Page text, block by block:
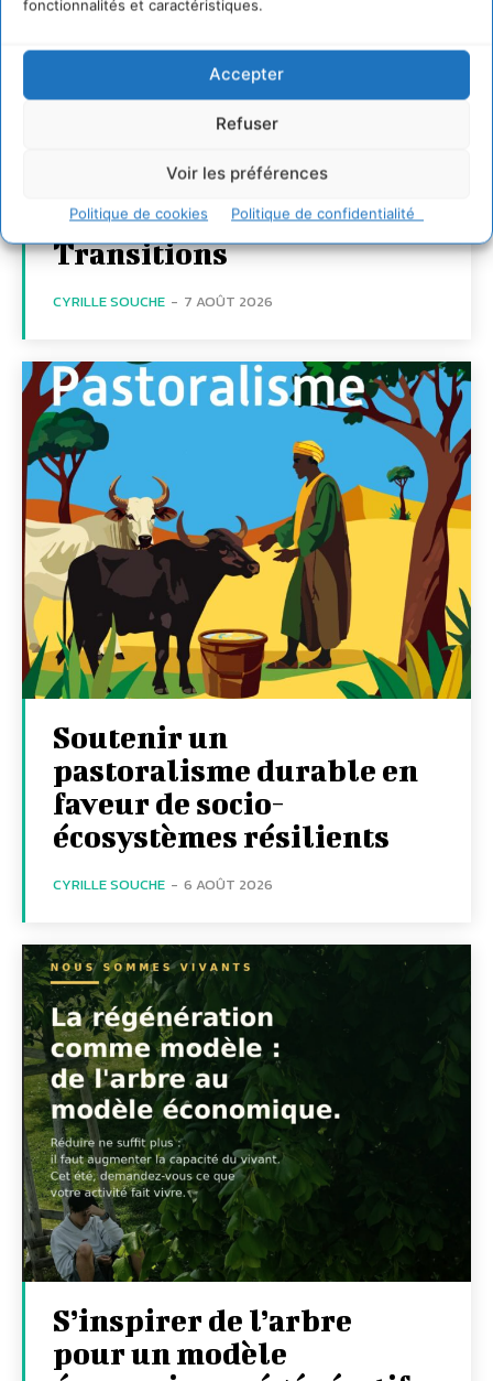
fonctionnalités et caractéristiques.
Accepter
Refuser
Voir les préférences
Politique de cookies Politique de confidentialité
Transformer les
territoires par le
dialogue et la
Commun
d’Accompagnement des
Transitions
CYRILLE SOUCHE - 7 AOÛT 2026
Soutenir un
pastoralisme durable en
faveur de socio-
écosystèmes résilients
CYRILLE SOUCHE - 6 AOÛT 2026
S’inspirer de l’arbre
pour un modèle